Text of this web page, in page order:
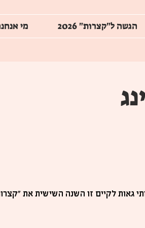
הגשה ל"קצרות" 2026 מי
גאות לקיים זו השנה השישית את